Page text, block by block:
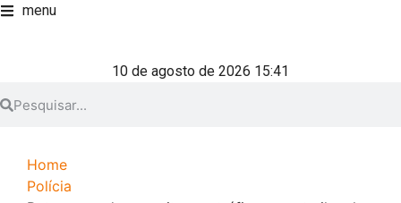
menu
10 de agosto de 2026 15:41
Home
Polícia